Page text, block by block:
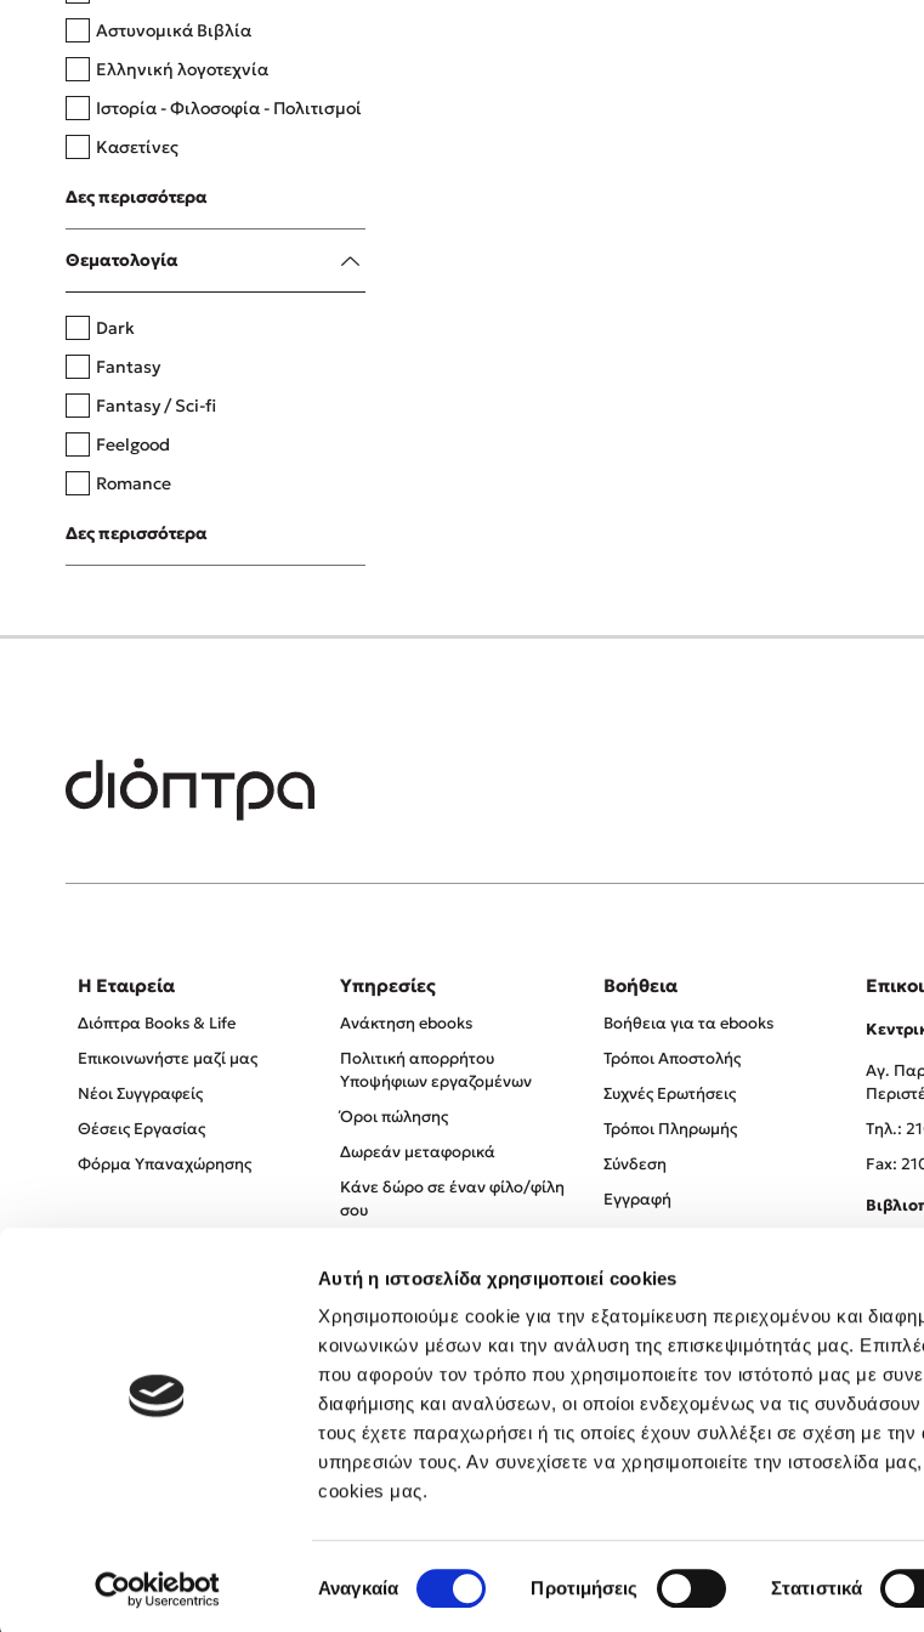
Αυτή η ιστοσελίδα χρησιμοποιεί cookies
Χρησιμοποιούμε cookie για την εξατομίκευση περιεχομένου και
κοινωνικών μέσων και την ανάλυση της επισκεψιμότητάς μας.
που αφορούν τον τρόπο που χρησιμοποιείτε τον ιστότοπό μας με
διαφήμισης και αναλύσεων, οι οποίοι ενδεχομένως να τις
τους έχετε παραχωρήσει ή τις οποίες έχουν συλλέξει σε σχέση με
υπηρεσιών τους. Αν συνεχίσετε να χρησιμοποιείτε την ιστοσελίδα
cookies μας.
συγκατάθεσης
Αναγκαία Προτιμήσεις Στατιστικά
Δανάη Δεληγεώργη
Πάνω, κάτω, μπροστά, πίσω
Η μέθοδος Αφήστε τους
Αστυνομικά Βιβλία
Ελληνική λογοτεχνία
Ιστορία - Φιλοσοφία - Πολιτισμοί
Κασετίνες
Λευκώματα - Έγχρωμοι οδηγοί
Μαγειρική
Δες περισσότερα
Θεματολογία
Dark
Fantasy
Fantasy / Sci-fi
Feelgood
Romance
Upmarket
Young Adult
Δες περισσότερα
Η Εταιρεία
Διόπτρα Books & Life
Επικοινωνήστε μαζί μας
Νέοι Συγγραφείς
Θέσεις Εργασίας
Φόρμα Υπαναχώρησης
Υπηρεσίες
Ανάκτηση ebooks
Πολιτική απορρήτου
Υποψήφιων εργαζομένων
Όροι πώλησης
Δωρεάν μεταφορικά
Κάνε δώρο σε έναν φίλο/φίλη
σου
Πολιτική Απορρήτου
Όροι χρήσης
Βοήθεια
Βοήθεια για τα ebooks
Τρόποι Αποστολής
Συχνές Ερωτήσεις
Τρόποι Πληρωμής
Σύνδεση
Εγγραφή
Αγ.
Tηλ.:
Fax:
Created by